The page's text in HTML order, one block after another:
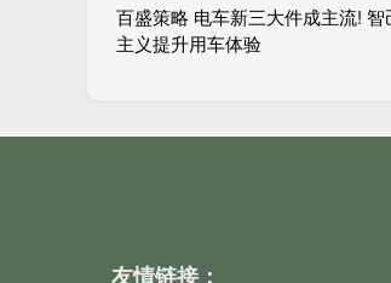
百盛策略 电车新三大件成主流!
主义提升用车体验
友情链接：